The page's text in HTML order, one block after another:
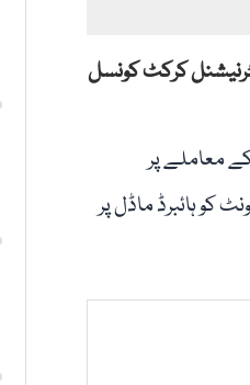
کرکٹ کونسل
شرکت نہ کرنے کے معاملے پر
ہائبرڈ ماڈل پر